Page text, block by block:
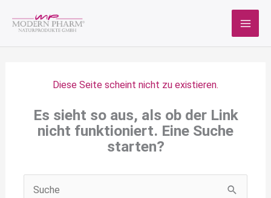
Inhalt
Diese Seite scheint nicht zu existieren.
Es sieht so aus, als ob der Link
nicht funktioniert. Eine Suche
starten?
Suchen